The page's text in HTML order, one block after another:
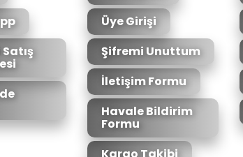
Üye Girişi
Şifremi Unuttum
İletişim Formu
Havale Bildirim
Formu